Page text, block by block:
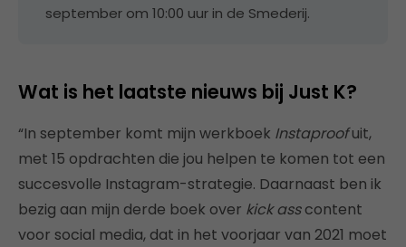
september om 10:00 uur in de Smederij.
Wat is het laatste nieuws bij Just K?
“In september komt mijn werkboek Instaproofuit,
met 15 opdrachten die jou helpen te komen tot een
succesvolle Instagram-strategie. Daarnaast ben ik
bezig aan mijn derde boek over kick asscontent
voor social media, dat in het voorjaar van 2021 moet